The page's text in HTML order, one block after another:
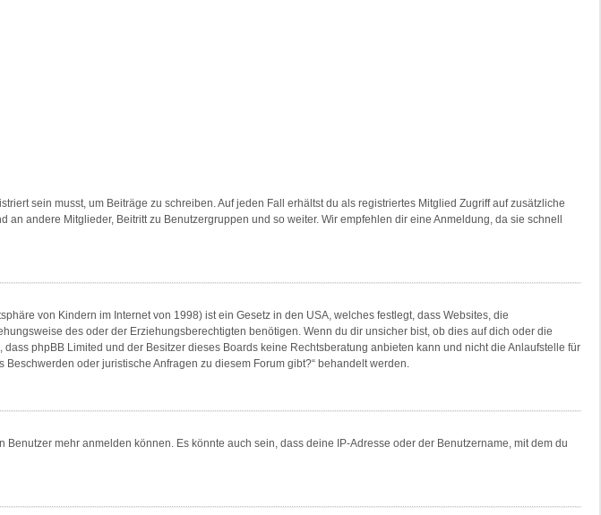
sein musst, um Beiträge zu schreiben. Auf jeden Fall erhältst du als registriertes Mitglied Zugriff auf zusätzliche
andere Mitglieder, Beitritt zu Benutzergruppen und so weiter. Wir empfehlen dir eine Anmeldung, da sie schnell
von Kindern im Internet von 1998) ist ein Gesetz in den USA, welches festlegt, dass Websites, die
des oder der Erziehungsberechtigten benötigen. Wenn du dir unsicher bist, ob dies auf dich oder die
phpBB Limited und der Besitzer dieses Boards keine Rechtsberatung anbieten kann und nicht die Anlaufstelle für
oder juristische Anfragen zu diesem Forum gibt?“ behandelt werden.
mehr anmelden können. Es könnte auch sein, dass deine IP-Adresse oder der Benutzername, mit dem du